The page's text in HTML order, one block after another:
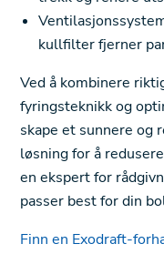
kullfilter fjerner
Ved å kombinere
fyringsteknikk og
skape et sunnere og
løsning for å
en ekspert for
passer best for din
Finn en Exodraft-